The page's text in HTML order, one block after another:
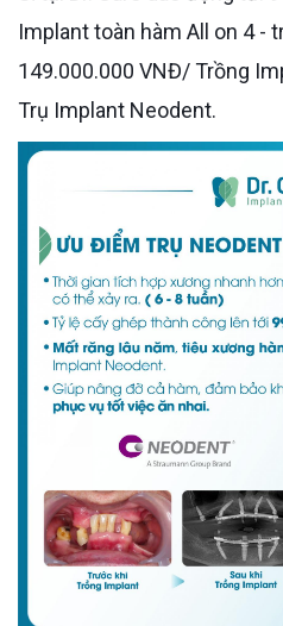
Implant toàn hàm All on 4 -
149.000.000 VNĐ/ Trồng
Trụ Implant Neodent.